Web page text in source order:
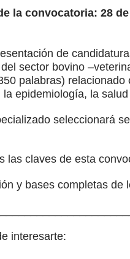
la convocatoria: 28
de
sector bovino
palabras)
epidemiología, la
seleccionará
las claves de esta
y bases completas de
interesarte: